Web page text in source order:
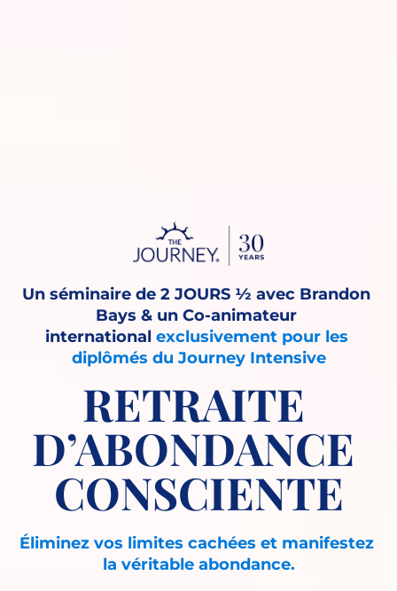
Un séminaire de 2 JOURS ½ avec Brandon
Bays & un Co-animateur
international exclusivement pour les
diplômés du Journey Intensive
RETRAITE
D’ABONDANCE
CONSCIENTE
Éliminez vos limites cachées et manifestez
la véritable abondance.